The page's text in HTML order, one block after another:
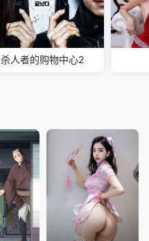
杀人者的购物中心2